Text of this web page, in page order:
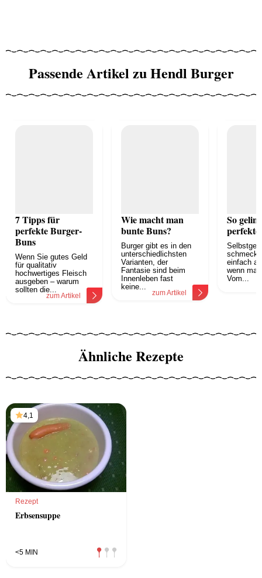
Passende Artikel zu Hendl Burger
7 Tipps für
perfekte Burger-
Buns
Wenn Sie gutes Geld
für qualitativ
hochwertiges Fleisch
ausgeben – warum
sollten die...
zum Artikel
Wie macht man
bunte Buns?
Burger gibt es in den
unterschiedlichsten
Varianten, der
Fantasie sind beim
Innenleben fast
keine...
zum Artikel
So
einfach
wenn
Vom...
Ähnliche Rezepte
4,1
Rezept
Erbsensuppe
<5 MIN